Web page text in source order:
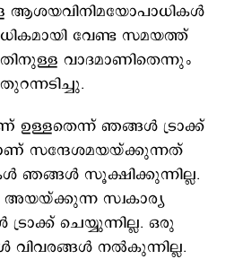
ആശയവിനിമയോപാധികള്‍
വേണ്ട സമയത്ത്
വാദമാണിതെന്നും
ഉള്ളതെന്ന് ഞങ്ങൾ ട്രാക്ക്
സന്ദേശമയയ്ക്കുന്നത്
ഞങ്ങൾ സൂക്ഷിക്കുന്നില്ല.
സ്വകാര്യ
ചെയ്യുന്നില്ല. ഒരു
വിവരങ്ങൾ നൽകുന്നില്ല.